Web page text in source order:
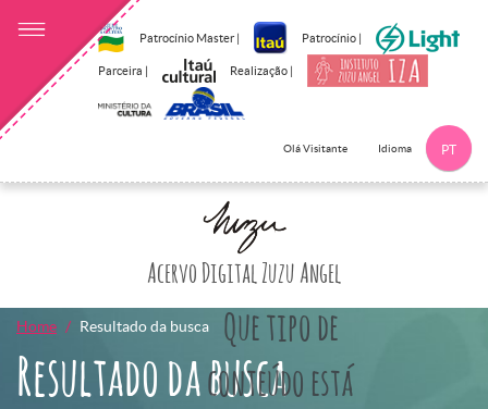
Patrocínio Master | Patrocínio |
Parceira | Realização |
Olá Visitante Idioma PT
Acervo Digital Zuzu Angel
Que tipo de
conteúdo está
Home Resultado da busca
Resultado da busca